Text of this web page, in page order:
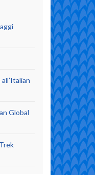
Global